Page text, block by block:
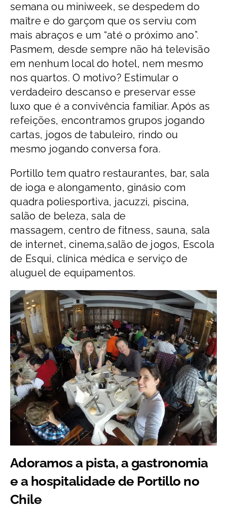
semana ou miniweek, se despedem do
maître e do garçom que os serviu com
mais abraços e um “até o próximo ano”.
Pasmem, desde sempre não há televisão
em nenhum local do hotel, nem mesmo
nos quartos. O motivo? Estimular o
verdadeiro descanso e preservar esse
luxo que é a convivência familiar. Após as
refeições, encontramos grupos jogando
cartas, jogos de tabuleiro, rindo ou
mesmo jogando conversa fora.
Portillo tem quatro restaurantes, bar, sala
de ioga e alongamento, ginásio com
quadra poliesportiva, jacuzzi, piscina,
salão de beleza, sala de
massagem, centro de fitness, sauna, sala
de internet, cinema,salão de jogos, Escola
de Esqui, clínica médica e serviço de
aluguel de equipamentos.
Adoramos a pista, a gastronomia
e a hospitalidade de Portillo no
Chile